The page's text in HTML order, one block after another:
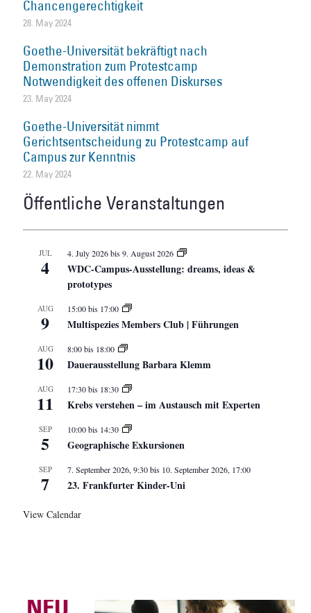
Chancengerechtigkeit
28. May 2024
Goethe-Universität bekräftigt nach
Demonstration zum Protestcamp
Notwendigkeit des offenen Diskurses
23. May 2024
Goethe-Universität nimmt
Gerichtsentscheidung zu Protestcamp auf
Campus zur Kenntnis
22. May 2024
Öffentliche Veranstaltungen
JUL
4
4. July 2026bis9. August 2026
WDC-Campus-Ausstellung: dreams, ideas &
prototypes
AUG
9
15:00bis 17:00
Multispezies Members Club | Führungen
AUG
10
8:00bis 18:00
Dauerausstellung Barbara Klemm
AUG
11
17:30bis 18:30
Krebs verstehen – im Austausch mit Experten
SEP
5
10:00bis 14:30
Geographische Exkursionen
SEP
7
7. September 2026, 9:30bis 10. September 2026, 17:00
23. Frankfurter Kinder-Uni
View Calendar